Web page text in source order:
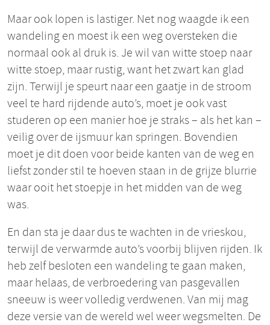
Maar ook lopen is lastiger. Net nog waagde ik een
wandeling en moest ik een weg oversteken die
normaal ook al druk is. Je wil van witte stoep naar
witte stoep, maar rustig, want het zwart kan glad
zijn. Terwijl je speurt naar een gaatje in de stroom
veel te hard rijdende auto’s, moet je ook vast
studeren op een manier hoe je straks – als het kan –
veilig over de ijsmuur kan springen. Bovendien
moet je dit doen voor beide kanten van de weg en
liefst zonder stil te hoeven staan in de grijze blurrie
waar ooit het stoepje in het midden van de weg
was.
En dan sta je daar dus te wachten in de vrieskou,
terwijl de verwarmde auto’s voorbij blijven rijden. Ik
heb zelf besloten een wandeling te gaan maken,
maar helaas, de verbroedering van pasgevallen
sneeuw is weer volledig verdwenen. Van mij mag
deze versie van de wereld wel weer wegsmelten. De